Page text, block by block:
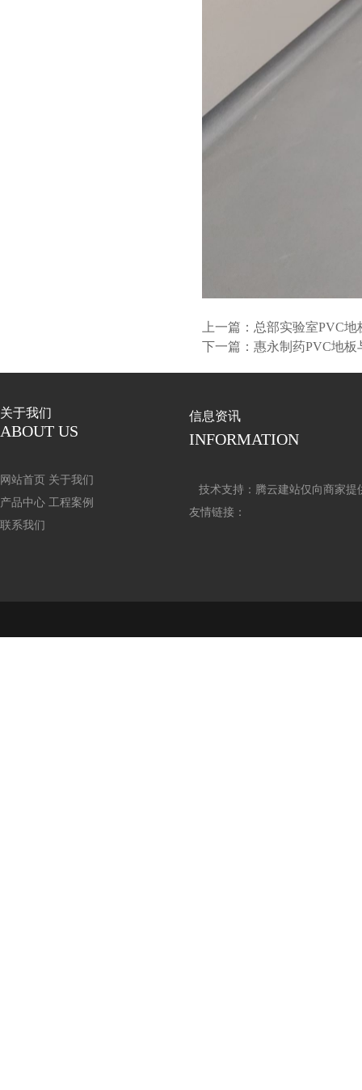
上一篇： 总部实验室PVC
下一篇： 惠永制药PVC地
关于我们
ABOUT US
网站首页 关于我们
产品中心 工程案例
联系我们
信息资讯
INFORMATION
技术支持： 腾云建站仅向商家提
友情链接：